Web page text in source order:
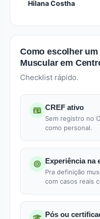
Hilana Costha
Como escolher
Muscular em
Checklist rápido.
CREF ativo
Sem registro no
como personal.
Experiência na
Pra definição
com casos reais
Pós ou